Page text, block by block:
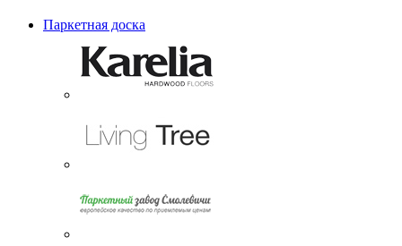
Паркетная доска